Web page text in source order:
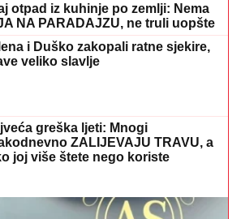
otpad iz kuhinje po zemlji: Nema
NA PARADAJZU, ne truli uopšte
i Duško zakopali ratne sjekire,
veliko slavlje
greška ljeti: Mnogi
ZALIJEVAJU TRAVU, a
joj više štete nego koriste